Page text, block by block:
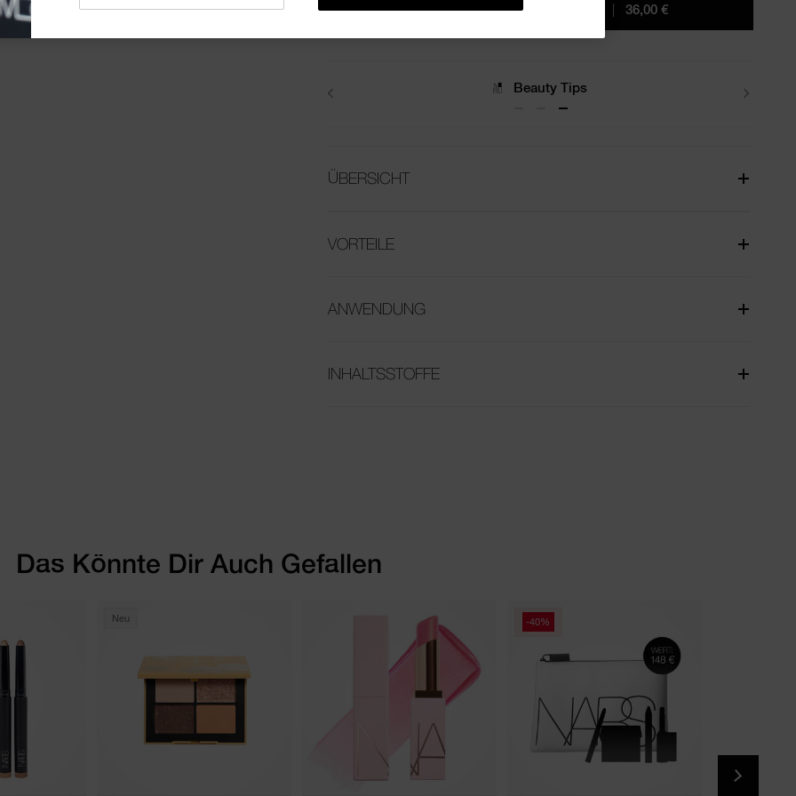
IN DEN WARENKORB
| 36,00 €
Beauty Tips
ÜBERSICHT
VORTEILE
ANWENDUNG
INHALTSSTOFFE
Das Könnte Dir Auch Gefallen
Neu -40%